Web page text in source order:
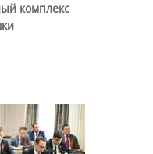
комплекс